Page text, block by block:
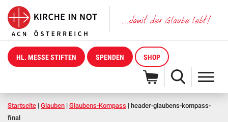
HL. MESSE STIFTEN SPENDEN SHOP
Startseite | Glauben | Glaubens-Kompass | header-glaubens-kompass-
final